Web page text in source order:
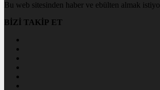
Bu web sitesinden haber ve ebülten almak
BİZİ TAKİP ET